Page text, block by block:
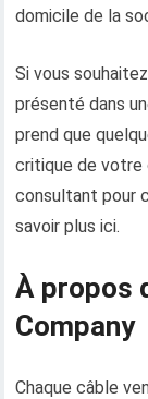
domicile de la
Si vous
présenté dans
prend que
critique de votre
consultant pour
savoir plus ici.
À propos
Company
Chaque câble